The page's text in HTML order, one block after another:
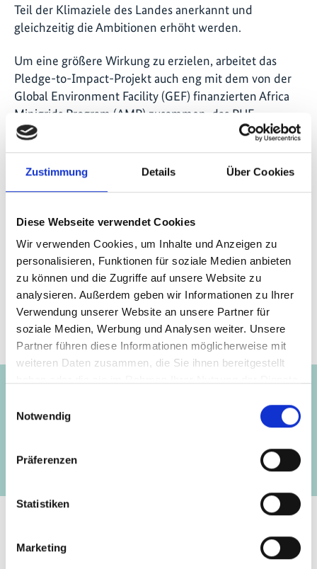
Zustimmung Details Über Cookies
Diese Webseite verwendet Cookies
Wir verwenden Cookies, um Inhalte und Anzeigen zu
personalisieren, Funktionen für soziale Medien anbieten
zu können und die Zugriffe auf unsere Website zu
analysieren. Außerdem geben wir Informationen zu Ihrer
Verwendung unserer Website an unsere Partner für
soziale Medien, Werbung und Analysen weiter. Unsere
Partner führen diese Informationen möglicherweise mit
weiteren Daten zusammen, die Sie ihnen bereitgestellt
Notwendig
Präferenzen
Statistiken
Marketing
Teil der Klimaziele des Landes anerkannt und
gleichzeitig die Ambitionen erhöht werden.
Um eine größere Wirkung zu erzielen, arbeitet das
Pledge-to-Impact-Projekt auch eng mit dem von der
Global Environment Facility (GEF) finanzierten Africa
Minigrids Program (AMP) zusammen, das PUE-
Zuschüsse gewährt. Das AMP wird vom UNDP, dem
Rocky Mountain Institute und der Afrikanischen
Entwicklungsbank durchgeführt und zielt darauf ab,
Seite teilenhttps://www.international-climate-
initiative.com/NEWS3164
Projekt
UNDP Climate Promise: From Pledge to Impact
Kontakt